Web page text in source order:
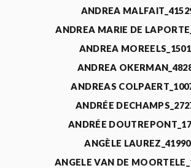
ANDREA
ANDREA MARIE DE
ANDREA
ANDREA
ANDREAS
ANDRÉE
ANDRÉE
ANGÈLE LAUREZ_41990
ANGELE VAN DE